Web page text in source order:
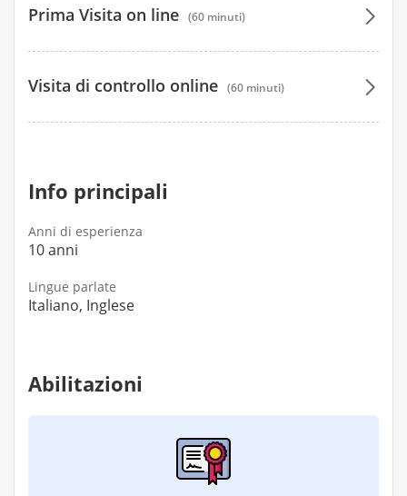
in termine di benessere e soddisfazione, oltre che
Prima Visita on line (60 minuti)
100 €
Visita di controllo online (60 minuti)
Info principali
Anni di esperienza
10 anni
Lingue parlate
Italiano, Inglese
Abilitazioni